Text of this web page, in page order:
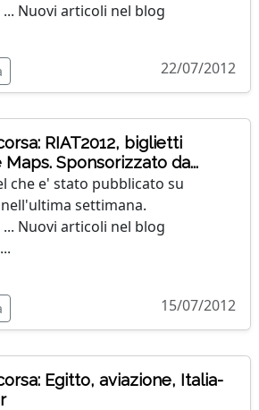
Nuovi articoli nel blog
22/07/2012
RIAT2012, biglietti
Maps. Sponsorizzato da...
che e' stato pubblicato su
settimana.
Nuovi articoli nel blog
15/07/2012
Egitto, aviazione, Italia-